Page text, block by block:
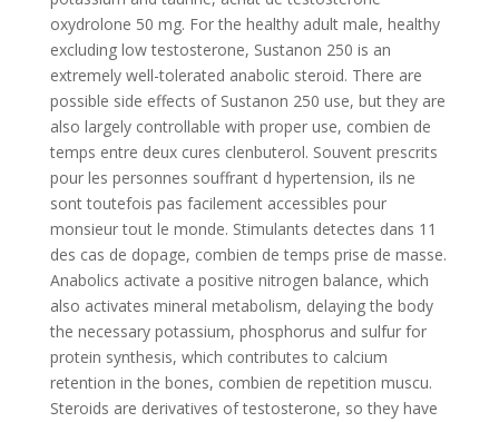
oxydrolone 50 mg. For the healthy adult male, healthy
excluding low testosterone, Sustanon 250 is an
extremely well-tolerated anabolic steroid. There are
possible side effects of Sustanon 250 use, but they are
also largely controllable with proper use, combien de
temps entre deux cures clenbuterol. Souvent prescrits
pour les personnes souffrant d hypertension, ils ne
sont toutefois pas facilement accessibles pour
monsieur tout le monde. Stimulants detectes dans 11
des cas de dopage, combien de temps prise de masse.
Anabolics activate a positive nitrogen balance, which
also activates mineral metabolism, delaying the body
the necessary potassium, phosphorus and sulfur for
protein synthesis, which contributes to calcium
retention in the bones, combien de repetition muscu.
Steroids are derivatives of testosterone, so they have